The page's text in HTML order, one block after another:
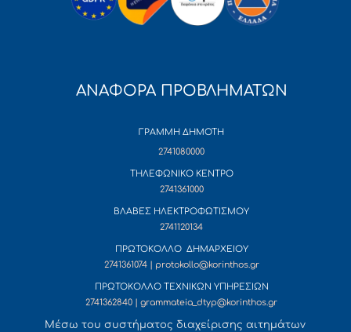
ΑΝΑΦΟΡΑ ΠΡΟΒΛΗΜΑΤΩΝ
ΓΡΑΜΜΗ ΔΗΜΟΤΗ
2741080000
ΤΗΛΕΦΩΝΙΚΟ ΚΕΝΤΡΟ
2741361000
ΒΛΑΒΕΣ ΗΛΕΚΤΡΟΦΩΤΙΣΜΟΥ
2741120134
ΠΡΩΤΟΚΟΛΛΟ ΔΗΜΑΡΧΕΙΟΥ
2741361074 | protokollo@korinthos.gr
ΠΡΩΤΟΚΟΛΛΟ ΤΕΧΝΙΚΩΝ ΥΠΗΡΕΣΙΩΝ
2741362840 | grammateia_dtyp@korinthos.gr
Mέσω του συστήματος διαχείρισης αιτημάτων